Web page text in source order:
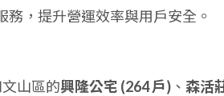
，提升營運效率與用戶安全。
山區的興隆公宅 (264 戶) 、 森活